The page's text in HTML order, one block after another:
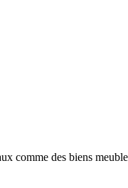
comme des biens